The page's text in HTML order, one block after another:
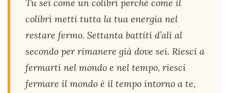
Tu sei come un colibrì perché come il
colibrì metti tutta la tua energia nel
restare fermo. Settanta battiti d’ali al
secondo per rimanere già dove sei. Riesci a
fermarti nel mondo e nel tempo, riesci
fermare il mondo è il tempo intorno a te,